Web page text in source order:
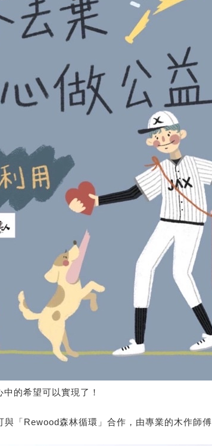
的希望可以實現了！
「Rewood森林循環」合作，由專業的木作師